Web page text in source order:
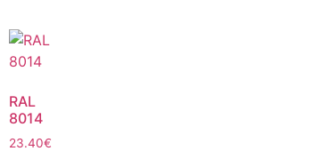
RAL
8014
23.40€